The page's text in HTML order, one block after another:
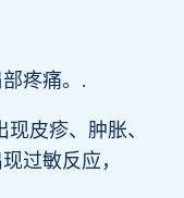
疼痛。.
皮疹、肿胀、
过敏反应，